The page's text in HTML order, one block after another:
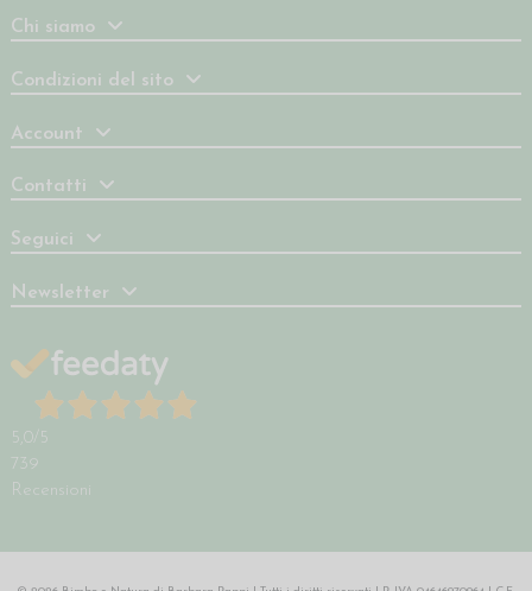
Chi siamo
Condizioni del sito
Account
Contatti
Seguici
Newsletter
5,0 /5
739
Recensioni